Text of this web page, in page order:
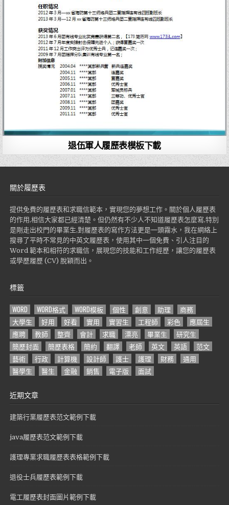
退伍軍人履歷表模板下載
關於履歷表
提供免費的履歷表和求職信範本，實現您的夢想工作。關於個人履歷表
的作用,相信大家都已經清楚。但仍然有不少人不知道履歷表怎麼寫,特別
是剛走出校門的畢業生,對履歷表的寫作方法更是一頭霧水，我在網絡上
搜尋了平時不常見的中英文履歷表，使用其中一個免費、引人注目的
Word 範本和相符的求職信，展現您的技能和工作經歷，讓您的履歷表
或學歷履歷 (CV) 脫穎而出。
標籤
WORD WORD格式 WORD模板 個性 創意 助理
商務
大學生
好用 好看 實用 實習生 工程師 彩色
應屆生
應聘
教師 整齊 會計 求職 漂亮 畢業生
研究生
簡歷封面
簡歷表格 簡約 翻譯 老師 英文 英語
范文
藝術
行政 計算機 設計師 護士 護理 財務
通用
醫學生
醫生 金融 銷售 電子版 面試
近期文章
建築行業履歷表范文範例下載
java履歷表范文範例下載
護理專業求職履歷表表格範例下載
退役士兵履歷表範例下載
電工履歷表封面圖片範例下載